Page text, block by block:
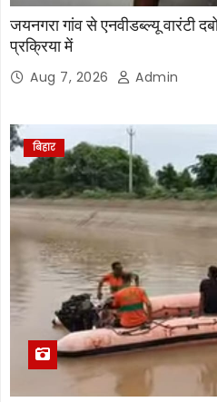
जयनगरा गांव से एनवीडब्ल्यू वारंटी
प्रक्रिया में
Aug 7, 2026 Admin
बिहार